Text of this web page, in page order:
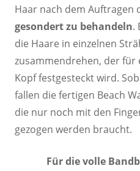
Haar nach dem Auftragen
gesondert zu behandeln.
die Haare in einzelnen
zusammendrehen, der für
Kopf festgesteckt wird.
fallen die fertigen Beach
die nur noch mit den
gezogen werden braucht.
Für die volle